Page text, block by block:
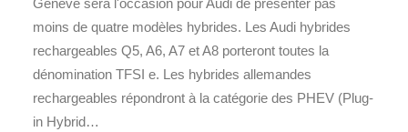
moins de quatre modèles hybrides. Les Audi hybrides
rechargeables Q5, A6, A7 et A8 porteront toutes la
dénomination TFSI e. Les hybrides allemandes
rechargeables répondront à la catégorie des PHEV (Plug-
in Hybrid…